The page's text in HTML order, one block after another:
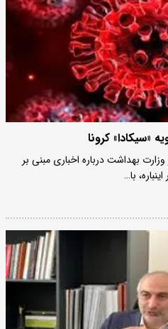
«سیکادا» کرونا
بهداشت درباره اخباری مبنی بر
با…